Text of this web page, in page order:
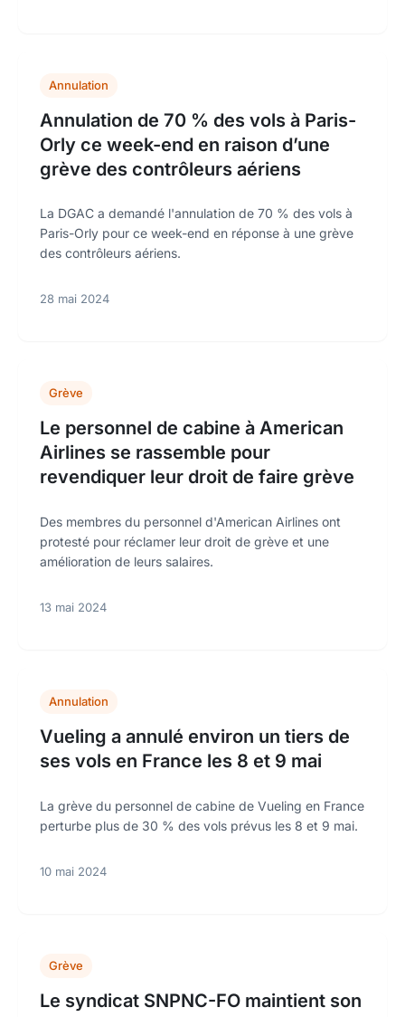
Annulation
Annulation de 70 % des vols à Paris-
Orly ce week-end en raison d’une
grève des contrôleurs aériens
La DGAC a demandé l'annulation de 70 % des vols à
Paris-Orly pour ce week-end en réponse à une grève
des contrôleurs aériens.
28 mai 2024
Grève
Le personnel de cabine à American
Airlines se rassemble pour
revendiquer leur droit de faire grève
Des membres du personnel d'American Airlines ont
protesté pour réclamer leur droit de grève et une
amélioration de leurs salaires.
13 mai 2024
Annulation
Vueling a annulé environ un tiers de
ses vols en France les 8 et 9 mai
La grève du personnel de cabine de Vueling en France
perturbe plus de 30 % des vols prévus les 8 et 9 mai.
10 mai 2024
Grève
Le syndicat SNPNC-FO maintient son